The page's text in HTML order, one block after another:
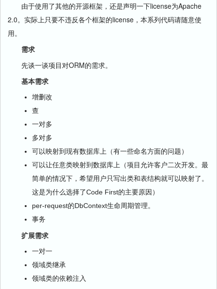
由于使用了其他的开源框架，还是声明一下license为Apache
2.0。实际上只要不违反各个框架的license，本系列代码请随意使
用。
需求
先谈一谈项目对ORM的需求。
基本需求
增删改
查
一对多
多对多
可以映射到现有数据库上（有一些命名方面的问题）
可以让任意类映射到数据库上（项目允许客户二次开发。最
简单的情况下，希望用户只写出类和表结构就可以映射了。
这是为什么选择了Code First的主要原因）
per-request的DbContext生命周期管理。
事务
扩展需求
一对一
领域类继承
领域类的依赖注入